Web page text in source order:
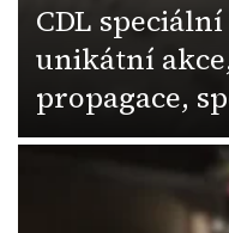
CDL
unikátní
propagace,